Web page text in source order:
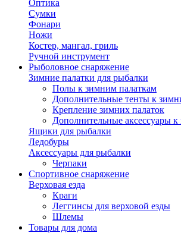
Оптика
Сумки
Фонари
Ножи
Костер, мангал, гриль
Ручной инструмент
Рыболовное снаряжение
Зимние палатки для рыбалки
Полы к зимним палаткам
Дополнительные тенты к
Крепление зимних палаток
Дополнительные аксессуары к
Ящики для рыбалки
Ледобуры
Аксессуары для рыбалки
Черпаки
Спортивное снаряжение
Верховая езда
Краги
Леггинсы для верховой езды
Шлемы
Товары для дома